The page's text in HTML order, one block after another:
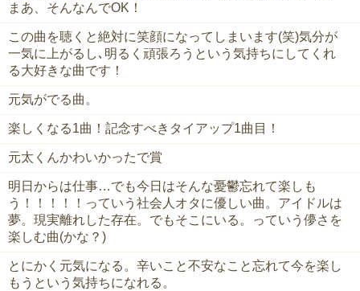
まあ、そんなんでOK！
この曲を聴くと絶対に笑顔になってしまいます(笑)気分が
一気に上がるし､明るく頑張ろうという気持ちにしてくれ
る大好きな曲です！
元気がでる曲。
楽しくなる1曲！記念すべきタイアップ1曲目！
元太くんかわいかったで賞
明日からは仕事…でも今日はそんな憂鬱忘れて楽しも
う！！！！！っていう社会人オタに優しい曲。アイドルは
夢。現実離れした存在。でもそこにいる。っていう儚さを
楽しむ曲(かな？)
とにかく元気になる。辛いこと不安なこと忘れて今を楽し
もうという気持ちになれる。